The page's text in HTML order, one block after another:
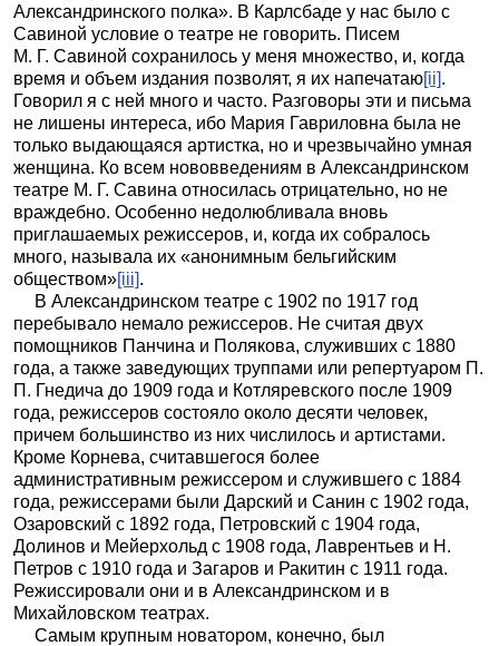
Александринского полка». В Карлсбаде у нас было с
Савиной условие о театре не говорить. Писем
М. Г. Савиной сохранилось у меня множество, и, когда
время и объем издания позволят, я их напечатаю[ii].
Говорил я с ней много и часто. Разговоры эти и письма
не лишены интереса, ибо Мария Гавриловна была не
только выдающаяся артистка, но и чрезвычайно умная
женщина. Ко всем нововведениям в Александринском
театре М. Г. Савина относилась отрицательно, но не
враждебно. Особенно недолюбливала вновь
приглашаемых режиссеров, и, когда их собралось
много, называла их «анонимным бельгийским
обществом»[iii].
В Александринском театре с 1902 по 1917 год
перебывало немало режиссеров. Не считая двух
помощников Панчина и Полякова, служивших с 1880
года, а также заведующих труппами или репертуаром П.
П. Гнедича до 1909 года и Котляревского после 1909
года, режиссеров состояло около десяти человек,
причем большинство из них числилось и артистами.
Кроме Корнева, считавшегося более
административным режиссером и служившего с 1884
года, режиссерами были Дарский и Санин с 1902 года,
Озаровский с 1892 года, Петровский с 1904 года,
Долинов и Мейерхольд с 1908 года, Лаврентьев и Н.
Петров с 1910 года и Загаров и Ракитин с 1911 года.
Режиссировали они и в Александринском и в
Михайловском театрах.
Самым крупным новатором, конечно, был